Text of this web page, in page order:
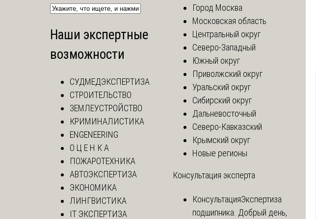
Наши экспертные
возможности
СУДМЕДЭКСПЕРТИЗА
СТРОИТЕЛЬСТВО
ЗЕМЛЕУСТРОЙСТВО
КРИМИНАЛИСТИКА
ENGENEERING
О Ц Е Н К А
ПОЖАРОТЕХНИКА
АВТОЭКСПЕРТИЗА
ЭКОНОМИКА
ЛИНГВИСТИКА
IT ЭКСПЕРТИЗА
Город Москва
Московская область
Центральный округ
Северо-Западный
Южный округ
Приволжский округ
Уральский округ
Сибирский округ
Дальневосточный
Северо-Кавказский
Крымский округ
Новые регионы
Консультация эксперта
КонсультацияЭкспертиза
подшипника. Добрый день,